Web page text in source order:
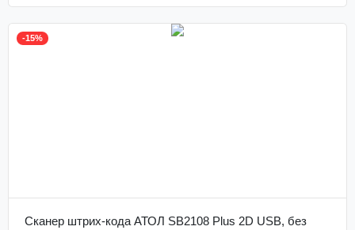
-15%
Сканер штрих-кода АТОЛ SB2108 Plus 2D USB, без